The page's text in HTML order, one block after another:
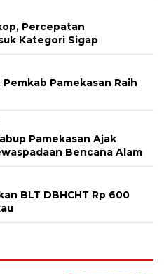
Percepatan
Kategori Sigap
Pamekasan Raih
Pamekasan Ajak
Bencana Alam
BLT DBHCHT Rp 600